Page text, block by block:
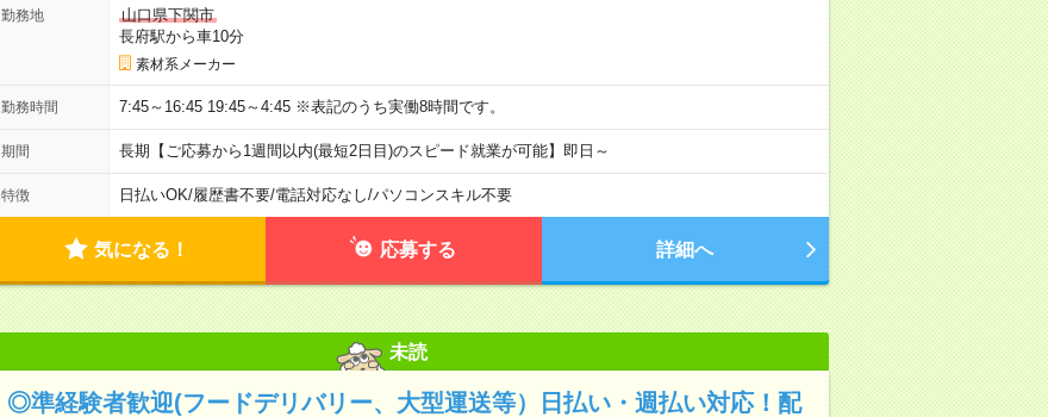
勤務地
山口県下関市
長府駅から車10分
素材系メーカー
勤務時間 7:45～16:45 19:45～4:45 ※表記のうち実働8時間です。
期間 長期【ご応募から1週間以内(最短2日目)のスピード就業が可能】即日～
特徴 日払いOK/履歴書不要/電話対応なし/パソコンスキル不要
気になる！ 応募する 詳細へ
未読
◎準経験者歓迎(フードデリバリー、大型運送等）日払い・週払い対応！配